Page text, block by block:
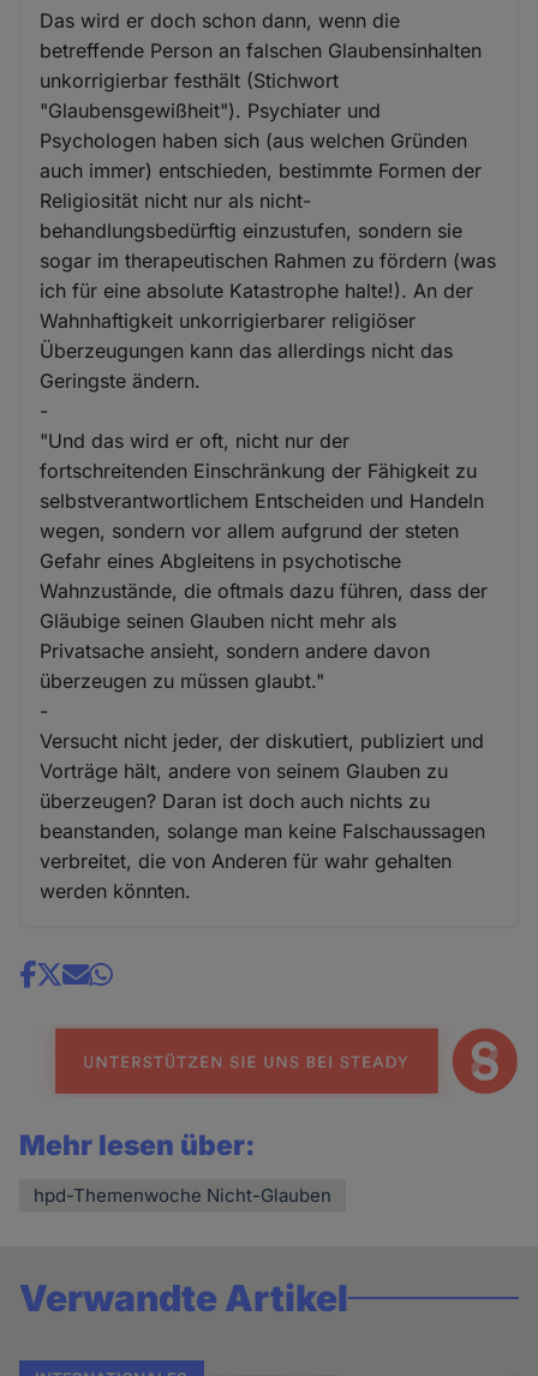
Das wird er doch schon dann, wenn die
betreffende Person an falschen Glaubensinhalten
unkorrigierbar festhält (Stichwort
"Glaubensgewißheit"). Psychiater und
Psychologen haben sich (aus welchen Gründen
auch immer) entschieden, bestimmte Formen der
Religiosität nicht nur als nicht-
behandlungsbedürftig einzustufen, sondern sie
sogar im therapeutischen Rahmen zu fördern (was
ich für eine absolute Katastrophe halte!). An der
Wahnhaftigkeit unkorrigierbarer religiöser
Überzeugungen kann das allerdings nicht das
Geringste ändern.
-
"Und das wird er oft, nicht nur der
fortschreitenden Einschränkung der Fähigkeit zu
selbstverantwortlichem Entscheiden und Handeln
wegen, sondern vor allem aufgrund der steten
Gefahr eines Abgleitens in psychotische
Wahnzustände, die oftmals dazu führen, dass der
Gläubige seinen Glauben nicht mehr als
Privatsache ansieht, sondern andere davon
überzeugen zu müssen glaubt."
-
Versucht nicht jeder, der diskutiert, publiziert und
Vorträge hält, andere von seinem Glauben zu
überzeugen? Daran ist doch auch nichts zu
beanstanden, solange man keine Falschaussagen
verbreitet, die von Anderen für wahr gehalten
werden könnten.
Share
news
Mehr lesen über:
hpd-Themenwoche Nicht-Glauben
Verwandte Artikel